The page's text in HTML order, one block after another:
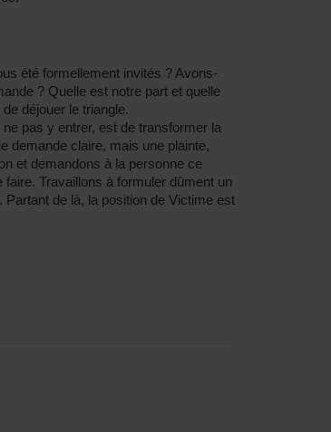
été formellement invités ? Avons-
? Quelle est notre part et quelle
déjouer le triangle.
pas y entrer, est de transformer la
demande claire, mais une plainte,
et demandons à la personne ce
faire. Travaillons à formuler dûment un
de là, la position de Victime est